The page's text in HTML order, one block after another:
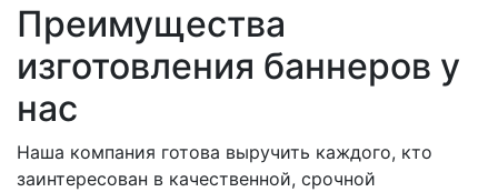
Преимущества
изготовления баннеров у
нас
Наша компания готова выручить каждого, кто
заинтересован в качественной, срочной